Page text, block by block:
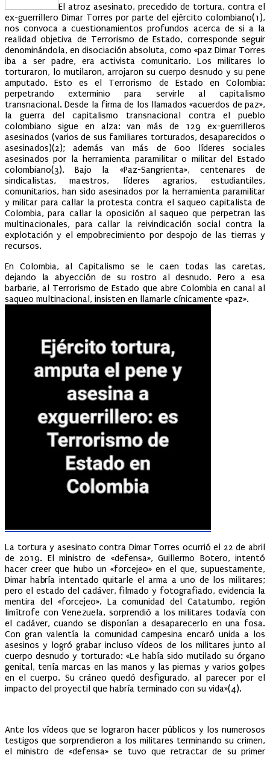
El atroz asesinato, precedido de tortura, contra el
ex-guerrillero Dimar Torres por parte del ejército colombiano(1),
nos convoca a cuestionamientos profundos acerca de si a la
realidad objetiva de Terrorismo de Estado, corresponde seguir
denominándola, en disociación absoluta, como «paz Dimar Torres
iba a ser padre, era activista comunitario. Los militares lo
torturaron, lo mutilaron, arrojaron su cuerpo desnudo y su pene
amputado. Esto es el Terrorismo de Estado en Colombia:
perpetrando exterminio para servirle al capitalismo
transnacional. Desde la firma de los llamados «acuerdos de paz»,
la guerra del capitalismo transnacional contra el pueblo
colombiano sigue en alza: van más de 129 ex-guerrilleros
asesinados (varios de sus familiares torturados, desaparecidos o
asesinados)(2); además van más de 600 líderes sociales
asesinados por la herramienta paramilitar o militar del Estado
colombiano(3). Bajo la «Paz-Sangrienta», centenares de
sindicalistas, maestros, líderes agrarios, estudiantiles,
comunitarios, han sido asesinados por la herramienta paramilitar
y militar para callar la protesta contra el saqueo capitalista de
Colombia, para callar la oposición al saqueo que perpetran las
multinacionales, para callar la reivindicación social contra la
explotación y el empobrecimiento por despojo de las tierras y
recursos.
En Colombia, al Capitalismo se le caen todas las caretas,
dejando la abyección de su rostro al desnudo. Pero a esa
barbarie, al Terrorismo de Estado que abre Colombia en canal al
saqueo multinacional, insisten en llamarle cínicamente «paz».
La tortura y asesinato contra Dimar Torres ocurrió el 22 de abril
de 2019. El ministro de «defensa», Guillermo Botero, intentó
hacer creer que hubo un «forcejeo» en el que, supuestamente,
Dimar habría intentado quitarle el arma a uno de los militares;
pero el estado del cadáver, filmado y fotografiado, evidencia la
mentira del «forcejeo». La comunidad del Catatumbo, región
limítrofe con Venezuela, sorprendió a los militares todavía con
el cadáver, cuando se disponían a desaparecerlo en una fosa.
Con gran valentía la comunidad campesina encaró unida a los
asesinos y logró grabar incluso vídeos de los militares junto al
cuerpo desnudo y torturado: «Le había sido mutilado su órgano
genital, tenía marcas en las manos y las piernas y varios golpes
en el cuerpo. Su cráneo quedó desfigurado, al parecer por el
impacto del proyectil que habría terminado con su vida»(4).
Ante los vídeos que se lograron hacer públicos y los numerosos
testigos que sorprendieron a los militares terminando su crimen,
el ministro de «defensa» se tuvo que retractar de su primer